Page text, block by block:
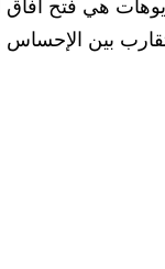
هي فتح
بين الإحساس